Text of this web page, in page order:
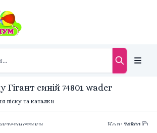
Гігант синій 74801 wader
піску та каталки
Код: 74801